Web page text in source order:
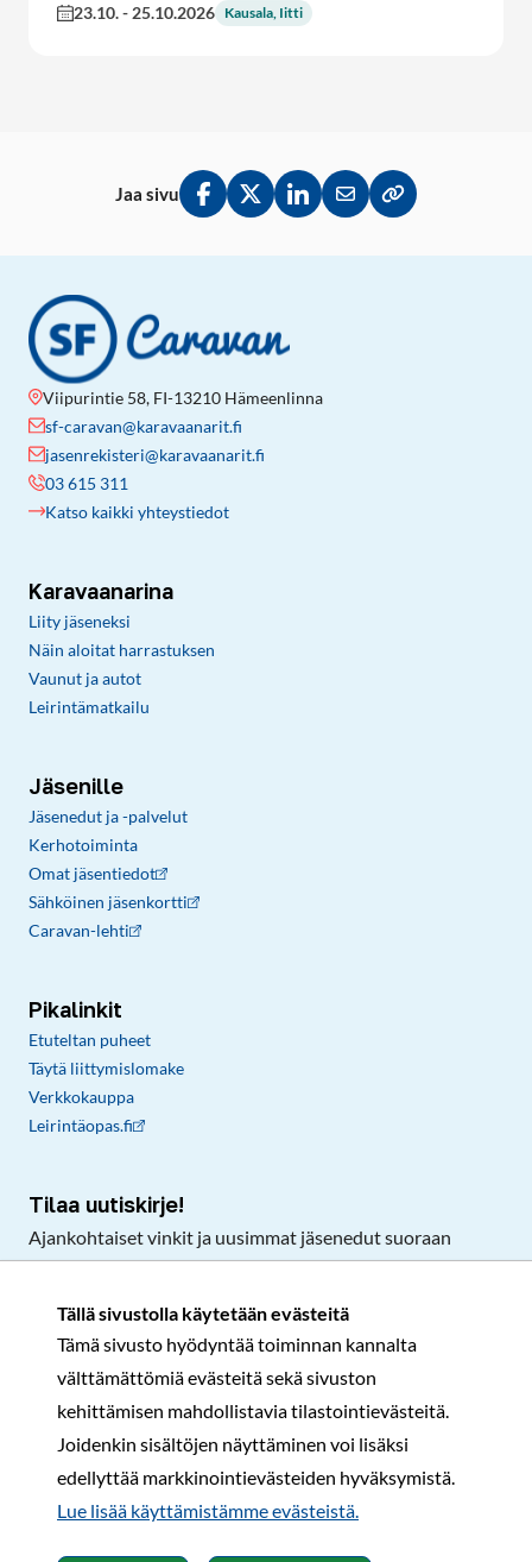
Tällä sivustolla käytetään evästeitä
Tämä sivusto hyödyntää toiminnan kannalta
välttämättömiä evästeitä sekä sivuston
kehittämisen mahdollistavia tilastointievästeitä.
Joidenkin sisältöjen näyttäminen voi lisäksi
edellyttää markkinointievästeiden hyväksymistä.
Lue lisää käyttämistämme evästeistä.​​​​​​
23.10.- 25.10.2026 Kausala, Iitti
Jaa sivu
Jaa Facebookissa
Jaa Twitterissä
Jaa LinkedInissä
Jaa sähköpostitse
Kopioi linkki
Viipurintie 58, FI-13210 Hämeenlinna
sf-caravan@karavaanarit.fi
jasenrekisteri@karavaanarit.fi
03 615 311
Katso kaikki yhteystiedot
Karavaanarina
Liity jäseneksi
Näin aloitat harrastuksen
Vaunut ja autot
Leirintämatkailu
Jäsenille
Jäsenedut ja -palvelut
Kerhotoiminta
Omat jäsentiedot
Sähköinen jäsenkortti
Caravan-lehti
Pikalinkit
Etuteltan puheet
Täytä liittymislomake
Verkkokauppa
Leirintäopas.fi
Tilaa uutiskirje!
Ajankohtaiset vinkit ja uusimmat jäsenedut suoraan
Rekisteri- ja tietosuojaselosteSopimusehdot